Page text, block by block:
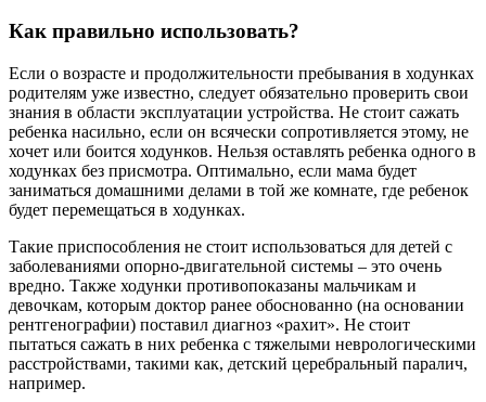
Как правильно использовать?
Если о возрасте и продолжительности пребывания в ходунках
родителям уже известно, следует обязательно проверить свои
знания в области эксплуатации устройства. Не стоит сажать
ребенка насильно, если он всячески сопротивляется этому, не
хочет или боится ходунков. Нельзя оставлять ребенка одного в
ходунках без присмотра. Оптимально, если мама будет
заниматься домашними делами в той же комнате, где ребенок
будет перемещаться в ходунках.
Такие приспособления не стоит использоваться для детей с
заболеваниями опорно-двигательной системы – это очень
вредно. Также ходунки противопоказаны мальчикам и
девочкам, которым доктор ранее обоснованно (на основании
рентгенографии) поставил диагноз «рахит». Не стоит
пытаться сажать в них ребенка с тяжелыми неврологическими
расстройствами, такими как, детский церебральный паралич,
например.